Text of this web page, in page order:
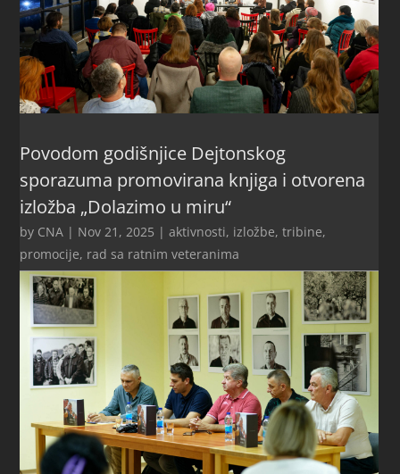
Povodom godišnjice Dejtonskog
sporazuma promovirana knjiga i otvorena
izložba „Dolazimo u miru“
by CNA | Nov 21, 2025 |aktivnosti, izložbe, tribine,
promocije, rad sa ratnim veteranima